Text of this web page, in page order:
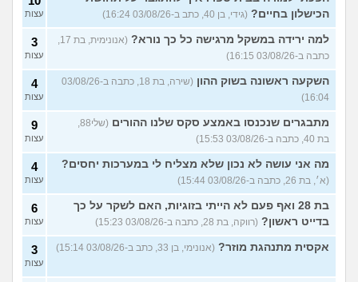
הכישלון בחיים? (גידי, בן 40, כתב ב-03/08/26 16:24) עצות
למה ירידה במשקל מרגישה כל כך נורא?
(אנונימית, בת 17,
כתבה ב-03/08/26 16:15)
3
עצות
השקעה ראשונה בשוק ההון
(שירה, בת 18, כתבה ב-03/08/26
16:04)
4
עצות
מתבגרים שנכנסו באמצע סקס שלנו ההורים
(שלי88,
בת 40, כתבה ב-03/08/26 15:53)
9
עצות
מה אני עושה לא נכון שלא מצליח לי במערכות יחסים?
(א׳, בת 26, כתבה ב-03/08/26 15:44)
4
עצות
בת 28 ואף פעם לא הייתי בזוגיות, האם לשקר על כך
בדייט ראשון? (רווקה, בת 28, כתבה ב-03/08/26 15:23)
6
עצות
אקסית מתנהגת מוזר? (אנונימי, בן 33, כתב ב-03/08/26 15:14) 3
עצות